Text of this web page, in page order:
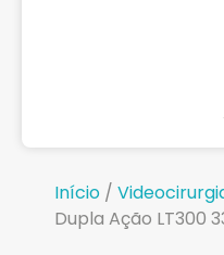
Início /
Dupla Ação LT300